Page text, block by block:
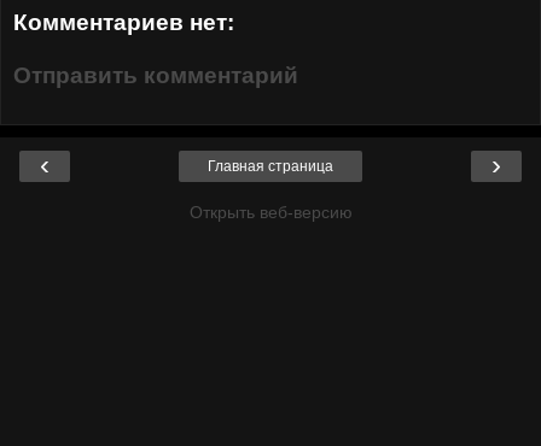
Комментариев нет:
Отправить комментарий
‹ ›
Главная страница
Открыть веб-версию